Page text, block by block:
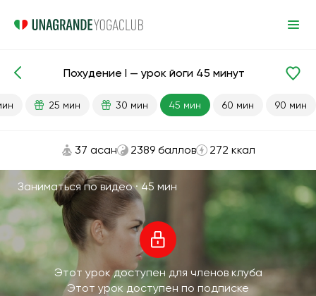
Готовые уроки Похудение
Похудение I — урок йоги 45 минут
25 мин 30 мин 45 мин 60 мин 90 мин
37 асан 2389 баллов 272 ккал
Заниматься по видео ·45 мин
Этот урок доступен для членов клуба
Этот урок доступен по подписке